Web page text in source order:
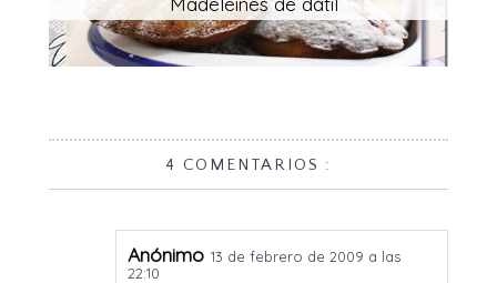
4 COMENTARIOS :
Anónimo 13 de febrero de 2009 a las
22:10